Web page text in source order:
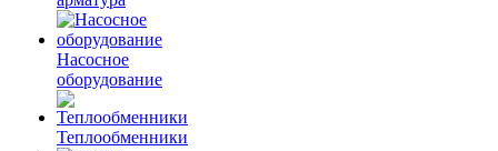
Насосное
оборудование
Теплообменники